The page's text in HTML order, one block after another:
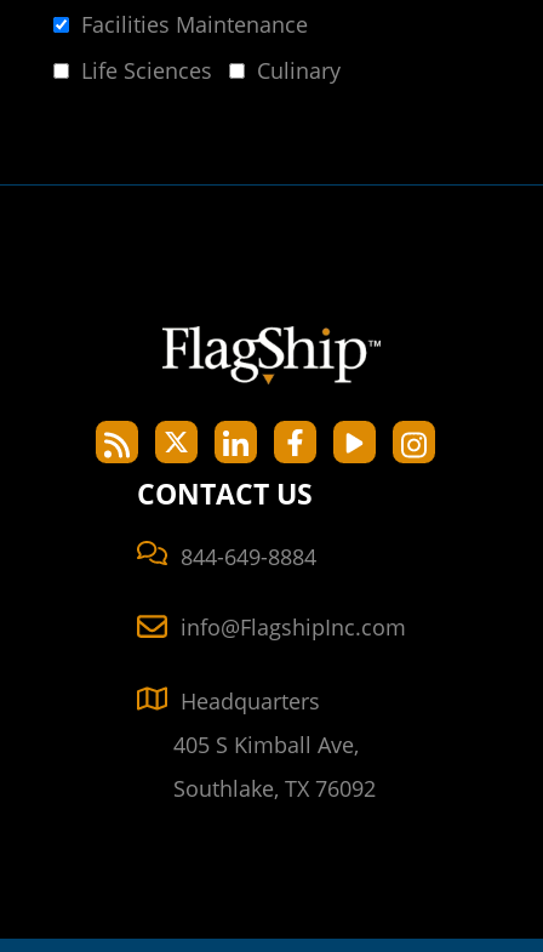
Facilities Maintenance
Life Sciences
Culinary
CONTACT US
844-649-8884
info@FlagshipInc.com
Headquarters
405 S Kimball Ave,
Southlake, TX 76092